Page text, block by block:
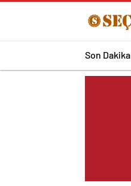
Son Dakika